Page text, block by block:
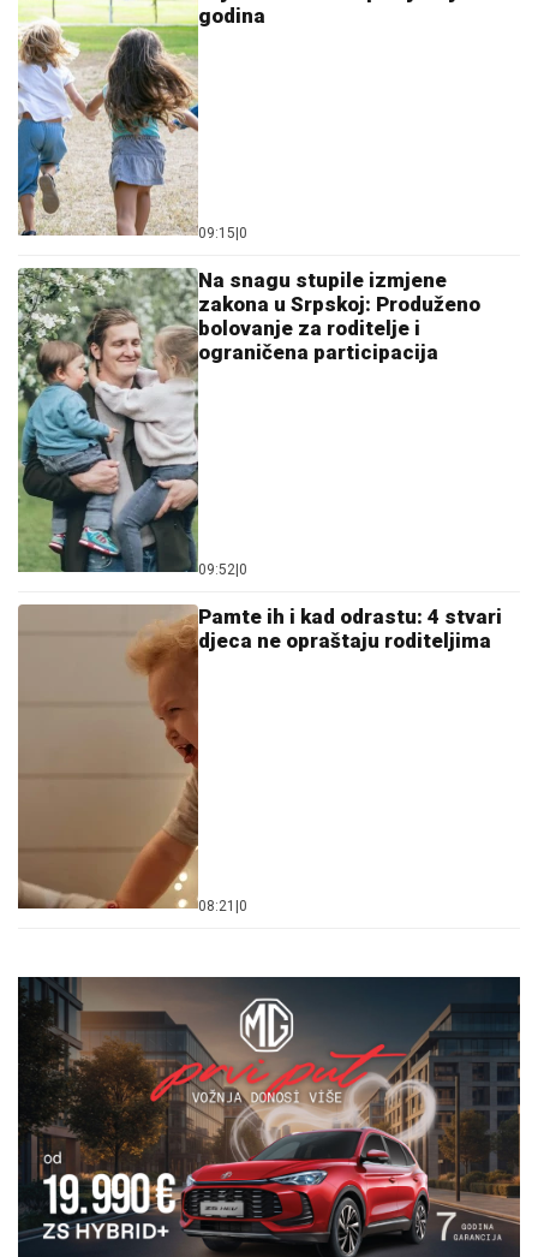
godina
09:15 0
Na snagu stupile izmjene
zakona u Srpskoj: Produženo
bolovanje za roditelje i
ograničena participacija
09:52 0
Pamte ih i kad odrastu: 4 stvari
djeca ne opraštaju roditeljima
08:21 0